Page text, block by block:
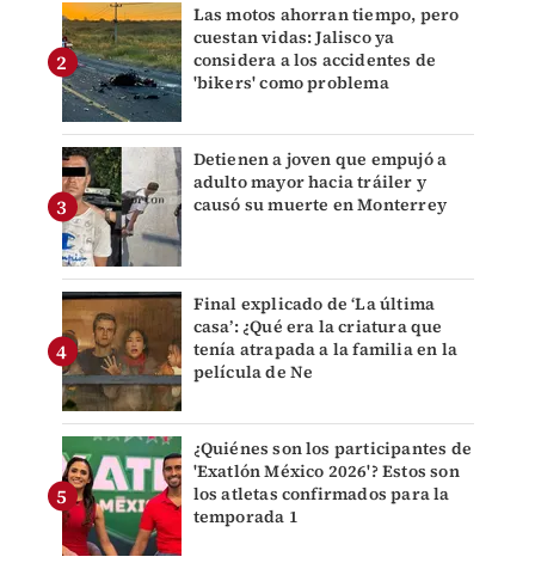
Las motos ahorran tiempo, pero
cuestan vidas: Jalisco ya
considera a los accidentes de
'bikers' como problema
Detienen a joven que empujó a
adulto mayor hacia tráiler y
causó su muerte en Monterrey
Final explicado de ‘La última
casa’: ¿Qué era la criatura que
tenía atrapada a la familia en la
película de Ne
¿Quiénes son los participantes de
'Exatlón México 2026'? Estos son
los atletas confirmados para la
temporada 1